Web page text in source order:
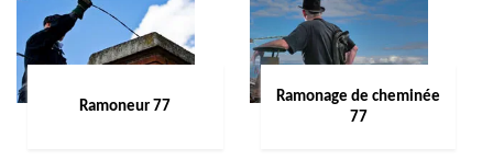
Ramoneur 77
Ramonage de cheminée
77